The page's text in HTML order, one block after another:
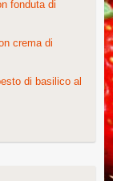
fonduta di
crema di
di basilico al